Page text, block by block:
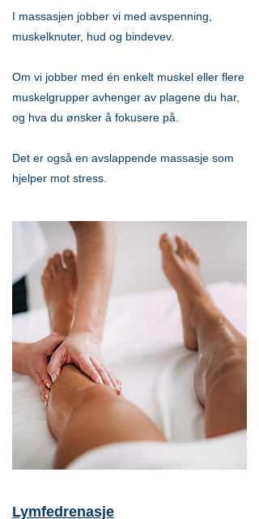
I massasjen jobber vi med avspenning,
muskelknuter, hud og bindevev.
Om vi jobber med én enkelt muskel eller flere
muskelgrupper avhenger av plagene du har,
og hva du ønsker å fokusere på.
Det er også en avslappende massasje som
hjelper mot stress.
Lymfedrenasje